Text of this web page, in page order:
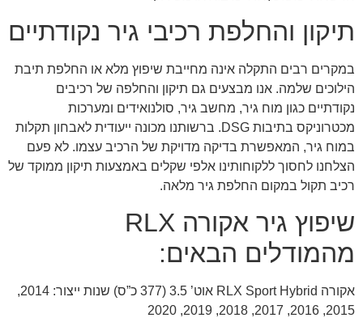
תיקון והחלפת רכיבי גיר נקודתיים
במקרים רבים התקלה אינה מחייבת שיפוץ מלא או החלפת תיבת
הילוכים שלמה. אנו מבצעים גם תיקון והחלפה של רכיבים
נקודתיים כגון מוח גיר, מחשב גיר, סולנואידים ומערכות
מכטרוניקס בתיבות DSG. ברשותנו מכונה ייעודית לאבחון תקלות
במוח גיר, המאפשרת בדיקה מדויקת של הרכיב עצמו. לא פעם
הצלחנו לחסוך ללקוחותינו אלפי שקלים באמצעות תיקון ממוקד של
רכיב תקול במקום החלפת גיר מלאה.
שיפוץ גיר אקורה RLX
מהמודלים הבאים:
אקורה RLX Sport Hybrid אוט’ 3.5 (377 כ”ס) שנות ייצור: 2014,
2015, 2016, 2017, 2018, 2019, 2020